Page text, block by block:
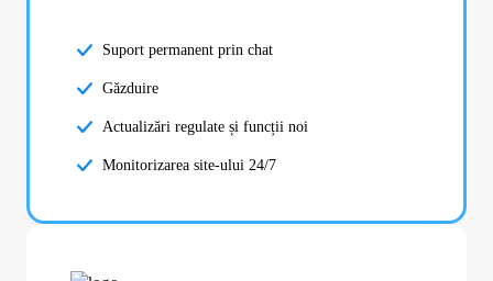
Suport permanent prin chat
Găzduire
Actualizări regulate și funcții noi
Monitorizarea site-ului 24/7